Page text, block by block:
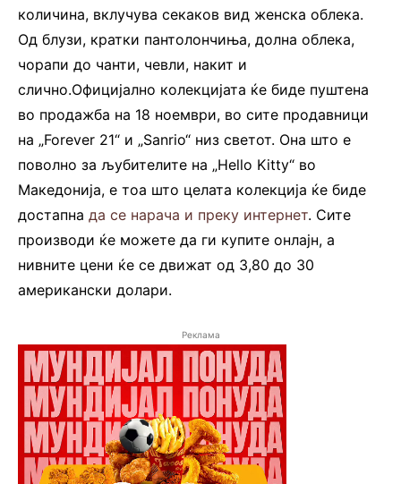
количина, вклучува секаков вид женска облека.
Од блузи, кратки пантолончиња, долна облека,
чорапи до чанти, чевли, накит и
слично.Официјално колекцијата ќе биде пуштена
во продажба на 18 ноември, во сите продавници
на „Forever 21“ и „Sanrio“ низ светот. Она што е
поволно за љубителите на „Hello Kitty“ во
Македонија, е тоа што целата колекција ќе биде
достапна да се нарача и преку интернет. Сите
производи ќе можете да ги купите онлајн, а
нивните цени ќе се движат од 3,80 до 30
американски долари.
Реклама